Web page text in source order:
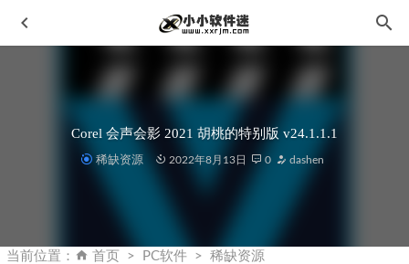
Corel 会声会影 2021 胡桃的特别版 v24.1.1.1
稀缺资源 2022年8月13日 0 dashen
当前位置： 首页 PC软件 稀缺资源
装版 2026-05-28